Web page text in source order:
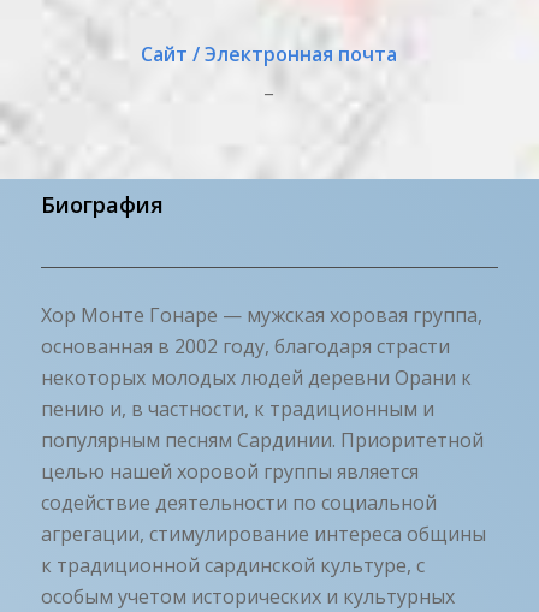
Сайт / Электронная почта
Биография
Хор Монте Гонаре — мужская хоровая группа,
основанная в 2002 году, благодаря страсти
некоторых молодых людей деревни Орани к
пению и, в частности, к традиционным и
популярным песням Сардинии. Приоритетной
целью нашей хоровой группы является
содействие деятельности по социальной
агрегации, стимулирование интереса общины
к традиционной сардинской культуре, с
особым учетом исторических и культурных